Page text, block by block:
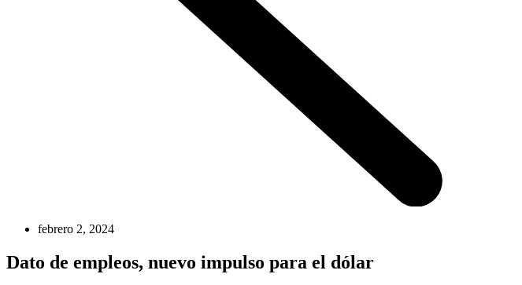
febrero 2, 2024
Dato de empleos, nuevo impulso para el dólar